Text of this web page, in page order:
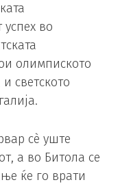
успех во
олимпиското
светското
сè уште
а во Битола се
ќе го врати